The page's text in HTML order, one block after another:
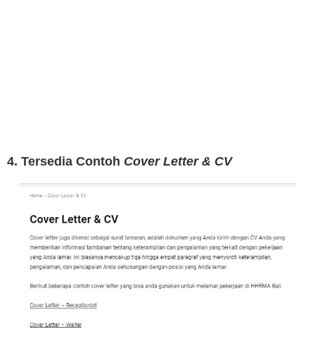
4. Tersedia Contoh Cover Letter & CV